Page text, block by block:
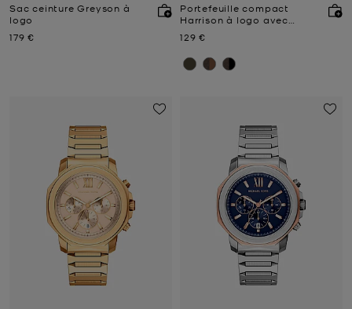
Sac ceinture Greyson à
logo
Prix actuel
179 €
Portefeuille compact
Harrison à logo avec
Prix actuel
129 €